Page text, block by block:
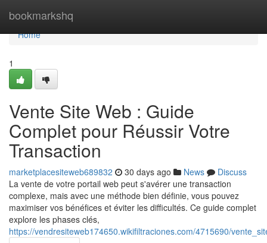
bookmarkshq
Home
Home
1
Vente Site Web : Guide
Complet pour Réussir Votre
Transaction
marketplacesiteweb689832 30 days ago News
Discuss
La vente de votre portail web peut s'avérer une transaction
complexe, mais avec une méthode bien définie, vous pouvez
maximiser vos bénéfices et éviter les difficultés. Ce guide complet
explore les phases clés,
https://vendresiteweb174650.wikifiltraciones.com/4715690/